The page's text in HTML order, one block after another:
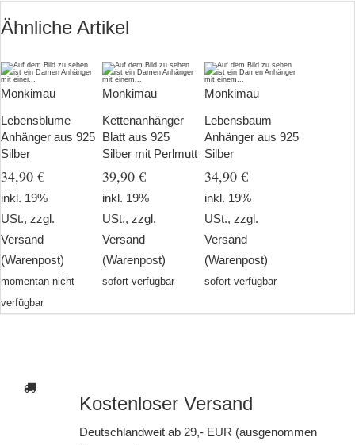
Ähnliche Artikel
Monkimau
Lebensblume
Anhänger aus 925
Silber
34,90 €
inkl. 19%
USt., zzgl.
Versand
(Warenpost)
momentan nicht
verfügbar
Monkimau
Kettenanhänger
Blatt aus 925
Silber mit Perlmutt
39,90 €
inkl. 19%
USt., zzgl.
Versand
(Warenpost)
sofort verfügbar
Monkimau
Lebensbaum
Anhänger aus 925
Silber
34,90 €
inkl. 19%
USt., zzgl.
Versand
(Warenpost)
sofort verfügbar
Kostenloser Versand
Deutschlandweit ab 29,- EUR (ausgenommen